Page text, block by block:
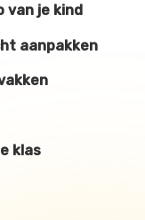
van je kind
aanpakken
klas